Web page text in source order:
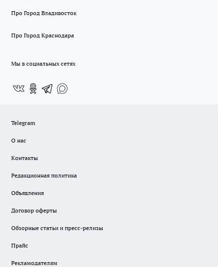
Про Город Владивосток
Про Город Краснодара
Мы в социальных сетях
Telegram
О нас
Контакты
Редакционная политика
Объявления
Договор оферты
Обзорные статьи и пресс-релизы
Прайс
Рекламодателям